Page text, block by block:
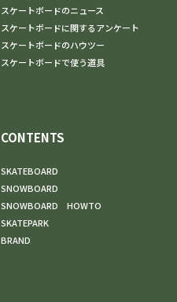
スケートボードのニュース
スケートボードに関するアンケート
スケートボードのハウツー
スケートボードで使う道具
CONTENTS
SKATEBOARD
SNOWBOARD
SNOWBOARD HOWTO
SKATEPARK
BRAND